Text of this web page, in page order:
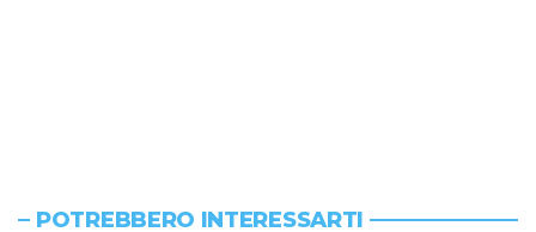
POTREBBERO INTERESSARTI